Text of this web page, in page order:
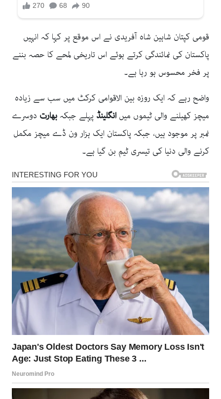
قومی کپتان شاہین شاہ آفریدی نے اس موقع پر کہا کہ انہیں
پاکستان کی نمائندگی کرتے ہوئے اس تاریخی لمحے کا حصہ بننے
پر فخر محسوس ہو رہا ہے۔
واضح رہے کہ ایک روزہ بین الاقوامی کرکٹ میں سب سے زیادہ
میچز کھیلنے والی ٹیموں میں انگلینڈ پہلے جبکہبھارت دوسرے
نمبر پر موجود ہیں، جبکہ پاکستان ایک ہزار ون ڈے میچز مکمل
کرنے والی دنیا کی تیسری ٹیم بن گیا ہے۔